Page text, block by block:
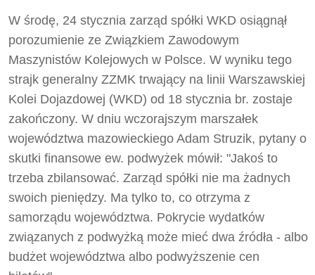
W środę, 24 stycznia zarząd spółki WKD osiągnął
porozumienie ze Związkiem Zawodowym
Maszynistów Kolejowych w Polsce. W wyniku tego
strajk generalny ZZMK trwający na linii Warszawskiej
Kolei Dojazdowej (WKD) od 18 stycznia br. zostaje
zakończony. W dniu wczorajszym marszałek
województwa mazowieckiego Adam Struzik, pytany o
skutki finansowe ew. podwyżek mówił: "Jakoś to
trzeba zbilansować. Zarząd spółki nie ma żadnych
swoich pieniędzy. Ma tylko to, co otrzyma z
samorządu województwa. Pokrycie wydatków
związanych z podwyżką może mieć dwa źródła - albo
budżet województwa albo podwyższenie cen